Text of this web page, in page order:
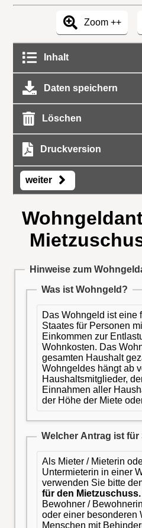
Zoom ++
Inhalt
Daten speichern
Löschen
Druckversion
weiter
Hinweise zum
Was ist Wohngeld?
Das Wohngeld ist eine
Staates für Personen
Einkommen zur
Wohnkosten. Das
gesamten Haushalt
Wohngeldes hängt ab
Haushaltsmitglieder,
Einnahmen aller
der Höhe der Miete
Welcher Antrag ist für
Als Mieter / Mieterin
Untermieterin in einer
verwenden Sie bitte
für den Mietzuschuss.
Bewohner /
oder einer besonderen
Menschen mit